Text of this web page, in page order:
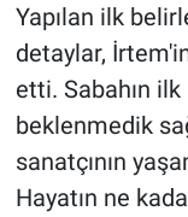
Yapılan ilk
detaylar,
etti. Sabahın ilk
beklenmedik
sanatçının
Hayatın ne